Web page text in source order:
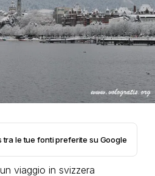
tra le tue fonti preferite su Google